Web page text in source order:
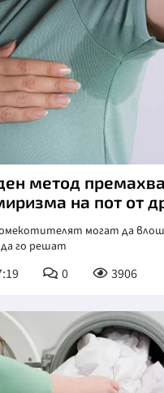
метод премахва
на пот от
могат да
го решат
0 3906